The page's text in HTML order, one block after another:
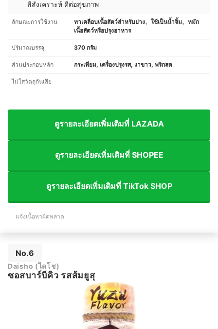
สีสังเคราะห์ ดีต่อสุขภาพ
ลักษณะการใช้งาน
ทาเคลือบเนื้อสัตว์สำหรับย่าง、ใช้เป็นน้ำจิ้ม、หมัก
เนื้อสัตว์หรือปรุงอาหาร
ปริมาณบรรจุ 370 กรัม
ส่วนประกอบหลัก กระเทียม, เครื่องปรุงรส, งาขาว, พริกสด
ไม่ใส่วัตถุกันเสีย
ดูรายละเอียดเพิ่มเติมที่ LAZADA
ดูรายละเอียดเพิ่มเติมที่ SHOPEE
ดูรายละเอียดเพิ่มเติมที่ TikTok SHOP
แจ้งเนื้อหาผิดพลาด
No.6
Daisho (ไดโช)
ซอสบาร์บีคิว รสส้มยูสุ